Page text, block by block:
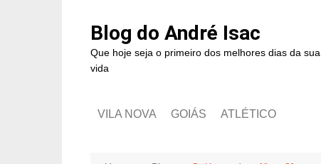
Blog do André Isac
Que hoje seja o primeiro dos melhores dias da sua
vida
VILA NOVA GOIÁS ATLÉTICO